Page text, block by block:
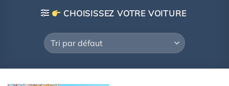
CHOISISSEZ VOTRE VOITURE